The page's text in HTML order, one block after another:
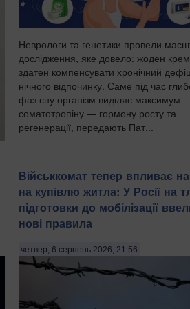
Неврологи та генетики провели
дослідження, яке довело: жоден
здатен компенсувати хронічний
нічного відпочинку. Саме під час
фаз сну організм виділяє максимум
соматотропіну — гормону росту та
регенерації, передають Пат...
Військкомат тепер впливає
на купівлю житла: У Росії на
підготовки до мобілізації
нові правила
четвер, 6 серпень 2026, 21:56